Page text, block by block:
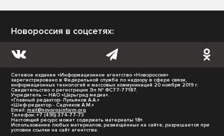
Новороссия в соцсетях:
Сетевое издание «Информационное агентство «Новороссия»
зарегистрировано в Федеральной службе по надзору в сфере связи,
информационных технологий и массовых коммуникаций 20 ноября 2019 г.
Свидетельство о регистрации Эл № ФС77-77187.
Учредитель — НАО «Царьград медиа».
«Главный редактор- Лукьянов А.А.»
«Шеф-редактор - Садчиков А.М.»
Email: mail@novorosinform.org
Телефон: +7 (495) 374-77-73
Настоящий ресурс может содержать материалы 18+.
Использование любых материалов, размещённых на сайте, разрешается при
условии ссылки на сайт агентства.